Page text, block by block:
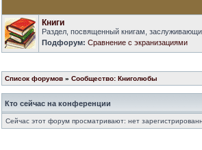
Книги
Раздел, посвященный книгам,
Подфорум: Сравнение с экранизациями
Список форумов » Сообщество: Книголюбы
Кто сейчас на конференции
Сейчас этот форум просматривают: нет